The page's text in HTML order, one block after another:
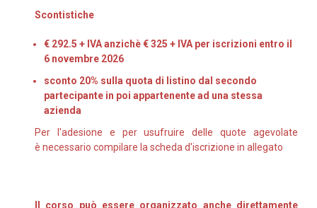
Scontistiche
€ 292.5 + IVA anzichè € 325 + IVA per iscrizioni entro il
6 novembre 2026
sconto 20% sulla quota di listino dal secondo
partecipante in poi appartenente ad una stessa
azienda
Per l'adesione e per usufruire delle quote agevolate
è necessario compilare la scheda d'iscrizione in allegato
Il corso può essere organizzato anche direttamente